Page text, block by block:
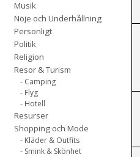
Musik
Nöje och Underhållning
Personligt
Politik
Religion
Resor & Turism
- Camping
- Flyg
- Hotell
Resurser
Shopping och Mode
- Kläder & Outfits
- Smink & Skönhet